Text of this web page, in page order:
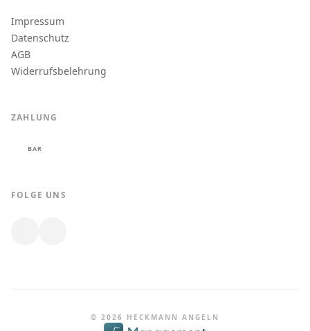
Impressum
Datenschutz
AGB
Widerrufsbelehrung
ZAHLUNG
BAR
FOLGE UNS
© 2026 HECKMANN ANGELN